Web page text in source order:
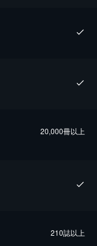
20,000冊以上
210誌以上